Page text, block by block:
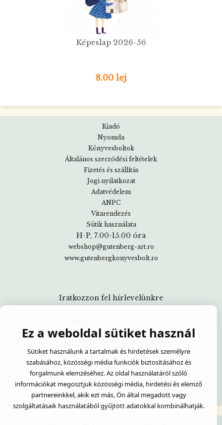
Képeslap 2026-56
8.00 lej
Kiadó
Nyomda
Könyvesboltok
Általános szerződési feltételek
Fizetés és szállítás
Jogi nyilatkozat
Adatvédelem
ANPC
Vitarendezés
Sütik használata
H-P, 7.00-15.00 óra
webshop@gutenberg-art.ro
www.gutenbergkonyvesbolt.ro
Iratkozzon fel hírlevelünkre
© Gutenberg Könyvesbolt- Created withSoldigo
Ez a weboldal sütiket használ
Sütiket használunk a tartalmak és hirdetések személyre
szabásához, közösségi média funkciók biztosításához és
forgalmunk elemzéséhez. Az oldal használatáról szóló
információkat megosztjuk közösségi média, hirdetési és elemző
partnereinkkel, akik ezt más, Ön által megadott vagy
szolgáltatásaik használatából gyűjtött adatokkal kombinálhatják.